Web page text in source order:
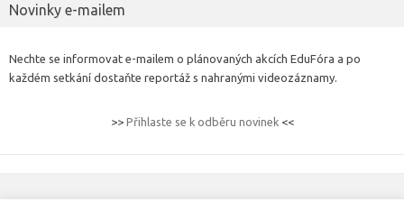
Novinky e-mailem
Nechte se informovat e-mailem o plánovaných akcích EduFóra a po
každém setkání dostaňte reportáž s nahranými videozáznamy.
>> Přihlaste se k odběru novinek<<